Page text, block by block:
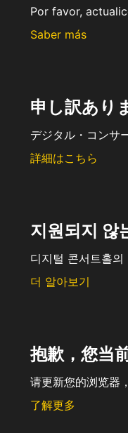
Por favor,
Saber más
申し訳あり
デジタル・コンサ
詳細はこちら
지원되지 않
디지털 콘서트홀
더 알아보기
抱歉，您当
请更新您的浏览器
了解更多